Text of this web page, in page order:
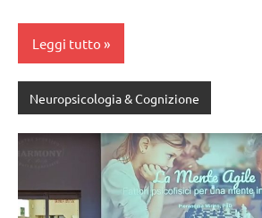
Leggi tutto
Neuropsicologia & Cognizione